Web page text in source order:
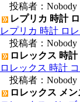
投稿者： Nobody
レプリカ 時計
レプリカ 時計 ロ
投稿者： Nobody
ロレックス 時
ロレックス 時計
投稿者： Nobody
ロレックス メ